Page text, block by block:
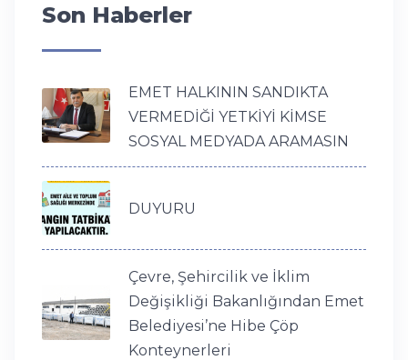
Son Haberler
EMET HALKININ SANDIKTA
VERMEDİĞİ YETKİYİ KİMSE
SOSYAL MEDYADA ARAMASIN
DUYURU
Çevre, Şehircilik ve İklim
Değişikliği Bakanlığından Emet
Belediyesi’ne Hibe Çöp
Konteynerleri